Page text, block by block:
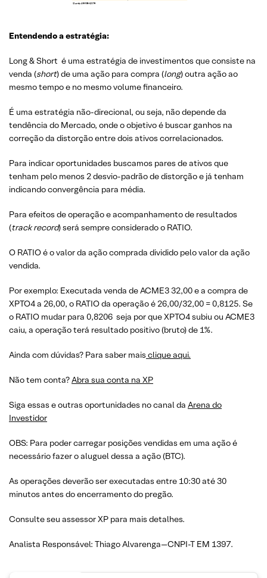
Entendendo a estratégia:
Long & Short é uma estratégia de investimentos que consiste na
venda (short) de uma ação para compra (long) outra ação ao
mesmo tempo e no mesmo volume financeiro.
É uma estratégia não-direcional, ou seja, não depende da
tendência do Mercado, onde o objetivo é buscar ganhos na
correção da distorção entre dois ativos correlacionados.
Para indicar oportunidades buscamos pares de ativos que
tenham pelo menos 2 desvio-padrão de distorção e já tenham
indicando convergência para média.
Para efeitos de operação e acompanhamento de resultados
(track record) será sempre considerado o RATIO.
O RATIO é o valor da ação comprada dividido pelo valor da ação
vendida.
Por exemplo: Executada venda de ACME3 32,00 e a compra de
XPTO4 a 26,00, o RATIO da operação é 26,00/32,00 = 0,8125. Se
o RATIO mudar para 0,8206 seja por que XPTO4 subiu ou ACME3
caiu, a operação terá resultado positivo (bruto) de 1%.
Ainda com dúvidas? Para saber mais clique aqui.
Não tem conta?Abra sua conta na XP
Siga essas e outras oportunidades no canal da Arena do
Investidor
OBS: Para poder carregar posições vendidas em uma ação é
necessário fazer o aluguel dessa a ação (BTC).
As operações deverão ser executadas entre 10:30 até 30
minutos antes do encerramento do pregão.
Consulte seu assessor XP para mais detalhes.
Analista Responsável: Thiago Alvarenga—CNPI-T EM 1397.